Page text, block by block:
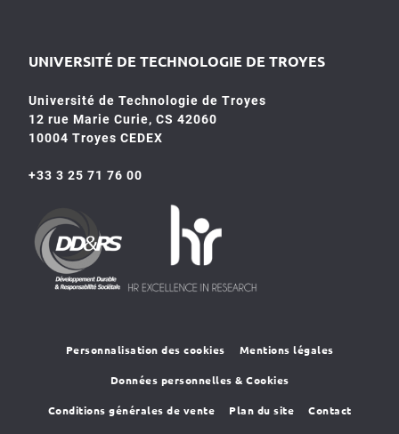
UNIVERSITÉ DE TECHNOLOGIE DE TROYES
Université de Technologie de Troyes
12 rue Marie Curie, CS 42060
10004 Troyes CEDEX
+33 3 25 71 76 00
Personnalisation des cookies Mentions légales
Données personnelles & Cookies
Conditions générales de vente Plan du site Contact